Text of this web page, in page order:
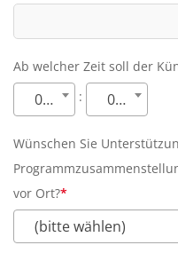
Ab welcher Zeit soll der
Pflichtfeld
00 : 00
Wünschen Sie
vor Ort?*
Pflichtfeld
(bitte wählen)